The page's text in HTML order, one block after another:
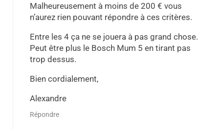
Malheureusement à moins de 200 € vous
n’aurez rien pouvant répondre à ces critères.
Entre les 4 ça ne se jouera à pas grand chose.
Peut être plus le Bosch Mum 5 en tirant pas
trop dessus.
Bien cordialement,
Alexandre
Répondre